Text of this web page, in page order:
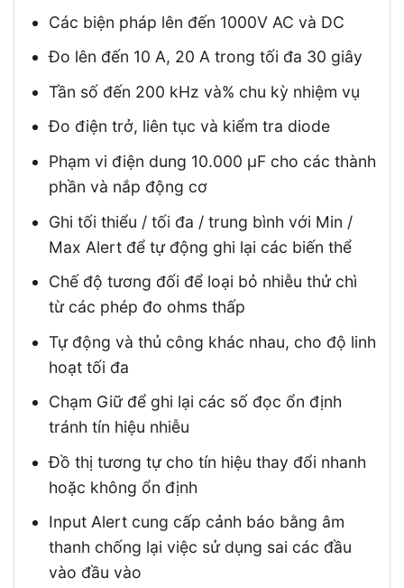
Các biện pháp lên đến 1000V AC và DC
Đo lên đến 10 A, 20 A trong tối đa 30 giây
Tần số đến 200 kHz và% chu kỳ nhiệm vụ
Đo điện trở, liên tục và kiểm tra diode
Phạm vi điện dung 10.000 µF cho các thành
phần và nắp động cơ
Ghi tối thiểu / tối đa / trung bình với Min /
Max Alert để tự động ghi lại các biến thể
Chế độ tương đối để loại bỏ nhiễu thử chì
từ các phép đo ohms thấp
Tự động và thủ công khác nhau, cho độ linh
hoạt tối đa
Chạm Giữ để ghi lại các số đọc ổn định
tránh tín hiệu nhiễu
Đồ thị tương tự cho tín hiệu thay đổi nhanh
hoặc không ổn định
Input Alert cung cấp cảnh báo bằng âm
thanh chống lại việc sử dụng sai các đầu
vào đầu vào